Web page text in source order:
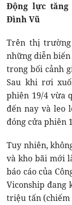
Động lực
Đình Vũ
Trên thị trường
những diễn
trong bối cảnh
Sau khi rơi
phiên 19/4 vừa
đến nay và leo
đóng cửa phiên
Tuy nhiên,
và kho bãi mới
báo cáo của
Viconship đang
triệu tấn (chiếm